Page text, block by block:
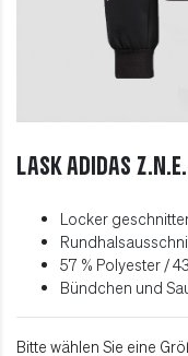
LASK adidas
Locker
57 % Polyester /
Bündchen und
Bitte wählen Sie eine